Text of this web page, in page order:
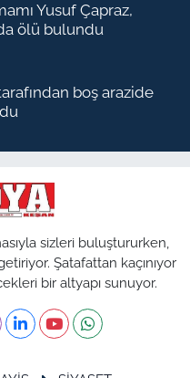
Yusuf Çapraz,
ölü bulundu
boş arazide
sizleri buluştururken,
Şatafattan kaçınıyor
bir altyapı sunuyor.